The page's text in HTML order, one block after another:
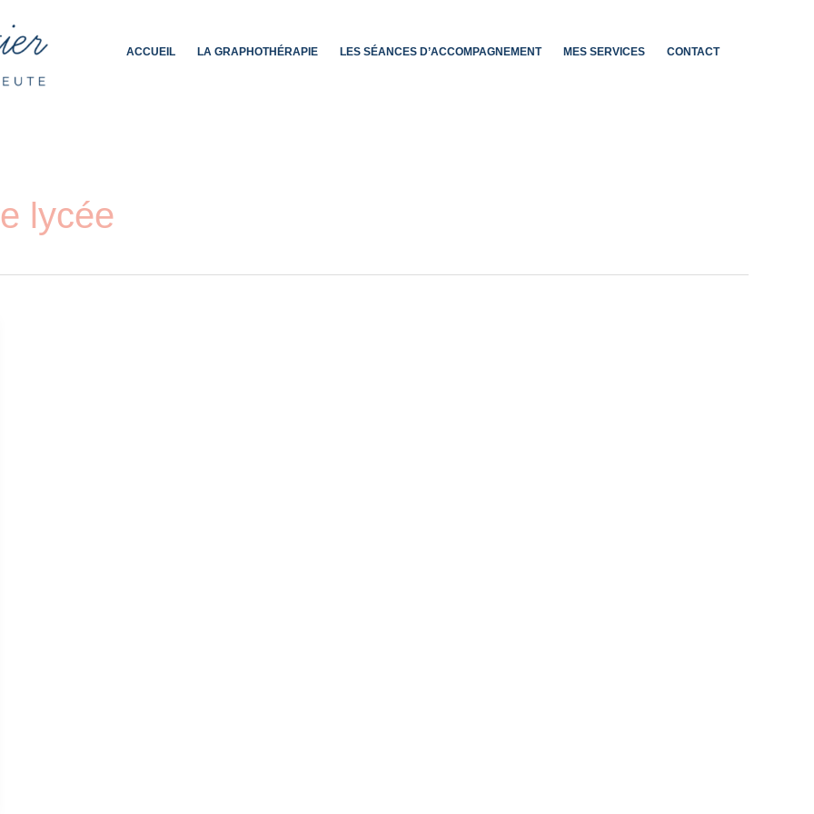
ACCUEIL LA GRAPHOTHÉRAPIE LES SÉANCES D’ACCOMPAGNEMENT MES SERVICES CONTACT
lycée